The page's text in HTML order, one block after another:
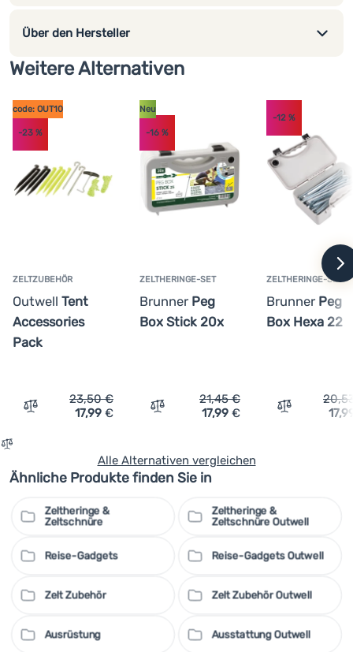
Über den Hersteller
Weitere Alternativen
ZELTZUBEHÖR
Outwell Tent
Accessories
Pack
code: OUT10
-23 %
Vergleichen
23,50€
17,99 €
ZELTHERINGE-SET
Brunner Peg
Box Stick 20x
Neu
-16 %
Vergleichen
21,45€
17,99 €
ZELTHERINGE-SET
Brunner Peg
Box Hexa 22
-12 %
Vergleichen
Alle Alternativen vergleichen
Ähnliche Produkte finden Sie in
Zeltheringe &
Zeltschnüre
Zeltheringe &
Zeltschnüre Outwell
Reise-Gadgets Reise-Gadgets Outwell
Zelt Zubehör Zelt Zubehör Outwell
Ausrüstung Ausstattung Outwell